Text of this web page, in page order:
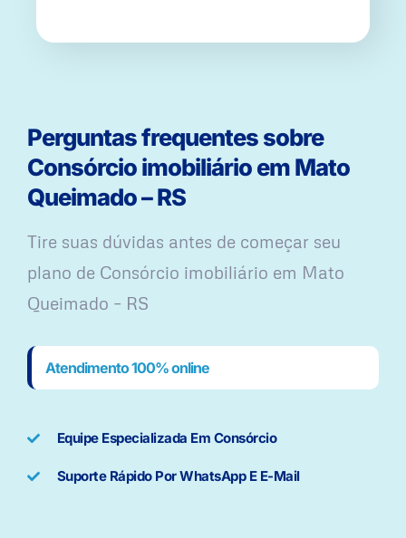
Perguntas frequentes sobre
Consórcio imobiliário em Mato
Queimado – RS
Tire suas dúvidas antes de começar seu
plano ​de Consórcio imobiliário em Mato
Queimado – RS
Atendimento 100% online
Equipe Especializada Em Consórcio
Suporte Rápido Por WhatsApp E E-Mail